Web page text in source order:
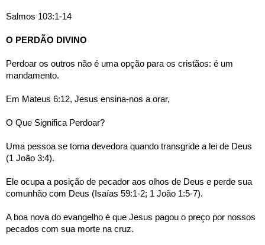
Salmos 103:1-14
O PERDÃO DIVINO
Perdoar os outros não é uma opção para os cristãos: é um
mandamento.
Em Mateus 6:12, Jesus ensina-nos a orar,
O Que Significa Perdoar?
Uma pessoa se torna devedora quando transgride a lei de Deus
(1 João 3:4).
Ele ocupa a posição de pecador aos olhos de Deus e perde sua
comunhão com Deus (Isaías 59:1-2; 1 João 1:5-7).
A boa nova do evangelho é que Jesus pagou o preço por nossos
pecados com sua morte na cruz.